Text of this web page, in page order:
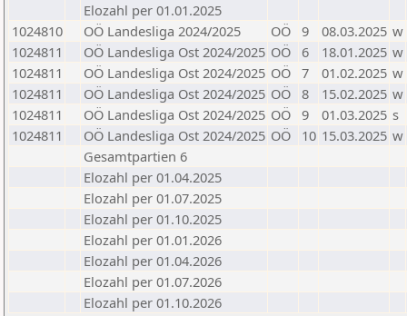
Elozahl per 01.01.2025
1024810
OÖ Landesliga 2024/2025 OÖ 9 08.03.2025 w
1024811
OÖ Landesliga Ost 2024/2025 OÖ 6 18.01.2025 w
1024811
OÖ Landesliga Ost 2024/2025 OÖ 7 01.02.2025 w
1024811
OÖ Landesliga Ost 2024/2025 OÖ 8 15.02.2025 w
1024811
OÖ Landesliga Ost 2024/2025 OÖ 9 01.03.2025 s
1024811
OÖ Landesliga Ost 2024/2025 OÖ 10 15.03.2025 w
Gesamtpartien 6
Elozahl per 01.04.2025
Elozahl per 01.07.2025
Elozahl per 01.10.2025
Elozahl per 01.01.2026
Elozahl per 01.04.2026
Elozahl per 01.07.2026
Elozahl per 01.10.2026